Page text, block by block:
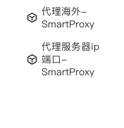
代理海外-
SmartProxy
代理服务器ip
端口-
SmartProxy